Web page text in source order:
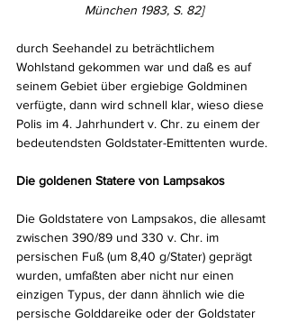
München 1983, S. 82]
durch Seehandel zu beträchtlichem
Wohlstand gekommen war und daß es auf
seinem Gebiet über ergiebige Goldminen
verfügte, dann wird schnell klar, wieso diese
Polis im 4. Jahrhundert v. Chr. zu einem der
bedeutendsten Goldstater-Emittenten wurde.
Die goldenen Statere von Lampsakos
Die Goldstatere von Lampsakos, die allesamt
zwischen 390/89 und 330 v. Chr. im
persischen Fuß (um 8,40 g/Stater) geprägt
wurden, umfaßten aber nicht nur einen
einzigen Typus, der dann ähnlich wie die
persische Golddareike oder der Goldstater